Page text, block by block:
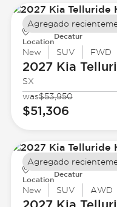
Location
Decatur
New SUV FWD
2027 Kia
SX
was$53,950
$51,306
Agregado
Location
Decatur
New SUV AWD
Agregado